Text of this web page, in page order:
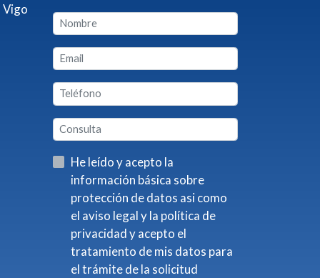
Vigo
He leído y acepto la
información básica sobre
protección de datos asi como
el aviso legal y la política de
privacidad y acepto el
tratamiento de mis datos para
el trámite de la solicitud